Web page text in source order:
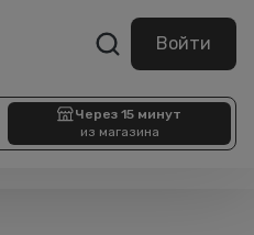
Войти
Через 15 минут
из магазина